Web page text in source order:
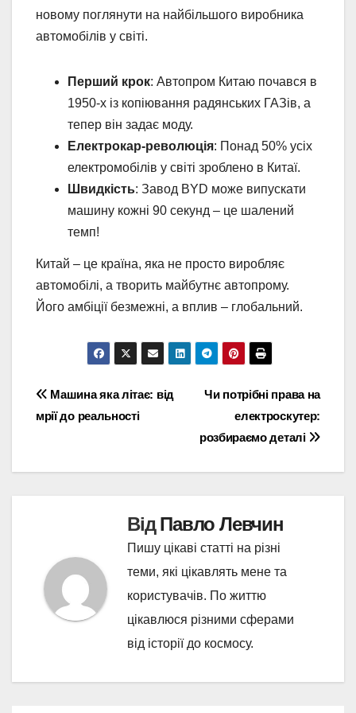
новому поглянути на найбільшого виробника
автомобілів у світі.
Перший крок: Автопром Китаю почався в
1950-х із копіювання радянських ГАЗів, а
тепер він задає моду.
Електрокар-революція: Понад 50% усіх
електромобілів у світі зроблено в Китаї.
Швидкість: Завод BYD може випускати
машину кожні 90 секунд – це шалений
темп!
Китай – це країна, яка не просто виробляє
автомобілі, а творить майбутнє автопрому.
Його амбіції безмежні, а вплив – глобальний.
Навігація
записів
Чи потрібні права на
електроскутер:
розбираємо деталі
Машина яка літає: від
мрії до реальності
ВідПавло Левчин
Пишу цікаві статті на різні
теми, які цікавлять мене та
користувачів. По життю
цікавлюся різними сферами
від історії до космосу.